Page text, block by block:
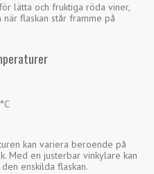
lätta och fruktiga röda viner,
flaskan står framme på
kan variera beroende på
Med en justerbar vinkylare kan
enskilda flaskan.